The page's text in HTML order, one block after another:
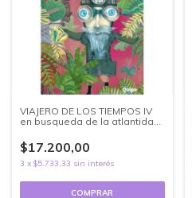
VIAJERO DE LOS TIEMPOS IV
en busqueda de la atlantida
$17.200,00
3 x $5.733,33 sin interés